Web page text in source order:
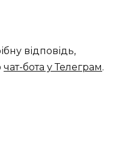
відповідь,
чат-бота у Телеграм.